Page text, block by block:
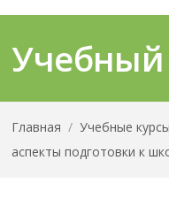
Учебный
Главная / Учебные курсы
аспекты подготовки к